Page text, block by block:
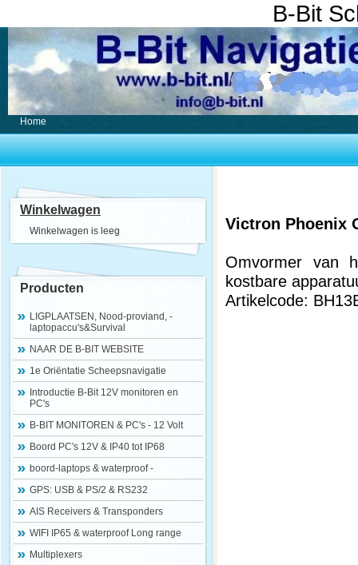
B-Bit
Home
Winkelwagen
Winkelwagen is leeg
Producten
LIGPLAATSEN, Nood-proviand, -
laptopaccu's&Survival
NAAR DE B-BIT WEBSITE
1e Oriëntatie Scheepsnavigatie
Introductie B-Bit 12V monitoren en
PC's
B-BIT MONITOREN & PC's - 12 Volt
Boord PC's 12V & IP40 tot IP68
boord-laptops & waterproof -
GPS: USB & PS/2 & RS232
AIS Receivers & Transponders
WIFI IP65 & waterproof Long range
Multiplexers
Victron Phoenix
Omvormer van
kostbare
Artikelcode: